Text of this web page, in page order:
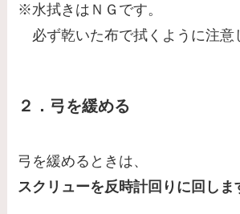
※水拭きはＮＧです。
必ず乾いた布で拭くように注意
２．弓を緩める
弓を緩めるときは、
スクリューを反時計回りに回しま